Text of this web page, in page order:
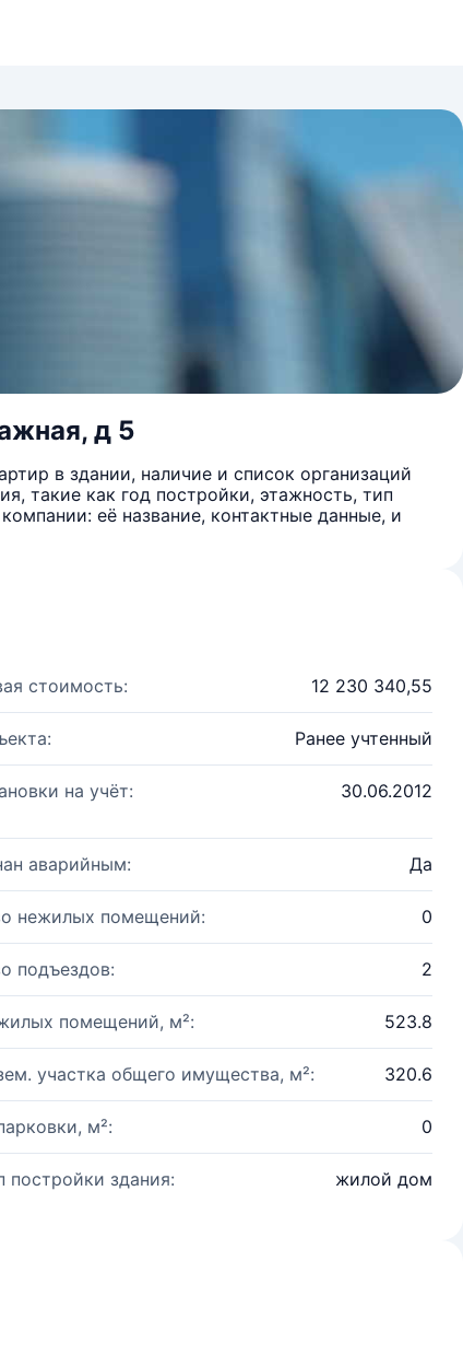
д 5
в здании, наличие и список организаций
такие как год постройки, этажность, тип
её название, контактные данные, и
стоимость: 12 230 340,55
Ранее учтенный
на учёт: 30.06.2012
аварийным: Да
нежилых помещений: 0
подъездов: 2
помещений, м²: 523.8
участка общего имущества, м²: 320.6
м²: 0
постройки здания: жилой дом